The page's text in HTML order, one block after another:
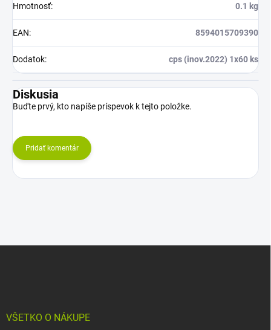
Hmotnosť: 0.1 kg
EAN: 8594015709390
Dodatok: cps (inov.2022) 1x60 ks
Diskusia
Buďte prvý, kto napíše príspevok k tejto položke.
Pridať komentár
VŠETKO O NÁKUPE